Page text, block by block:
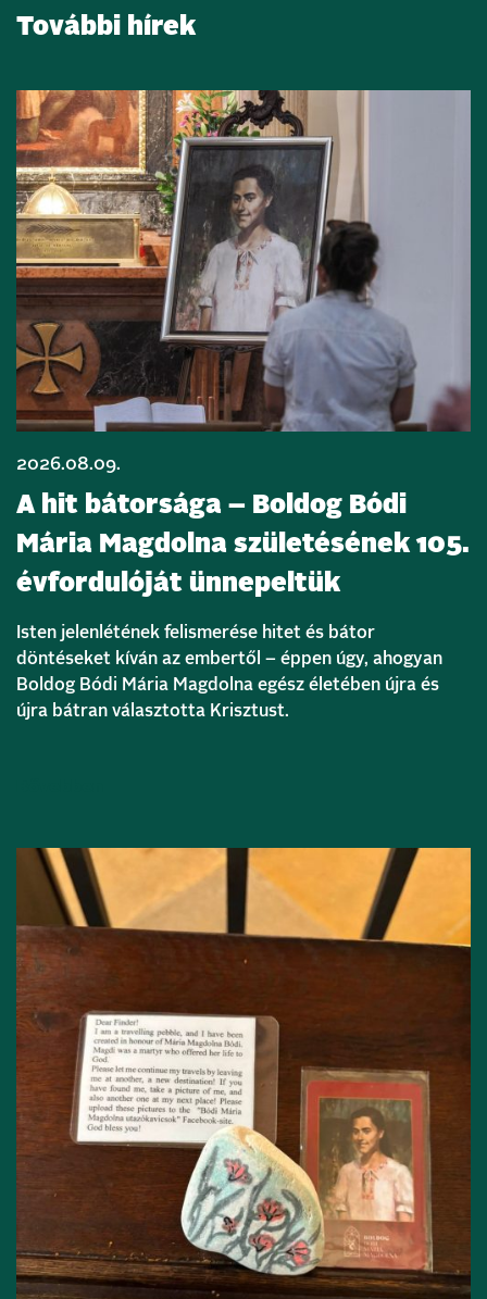
További hírek
2026.08.09.
A hit bátorsága – Boldog Bódi
Mária Magdolna születésének 105.
évfordulóját ünnepeltük
Isten jelenlétének felismerése hitet és bátor
döntéseket kíván az embertől – éppen úgy, ahogyan
Boldog Bódi Mária Magdolna egész életében újra és
újra bátran választotta Krisztust.